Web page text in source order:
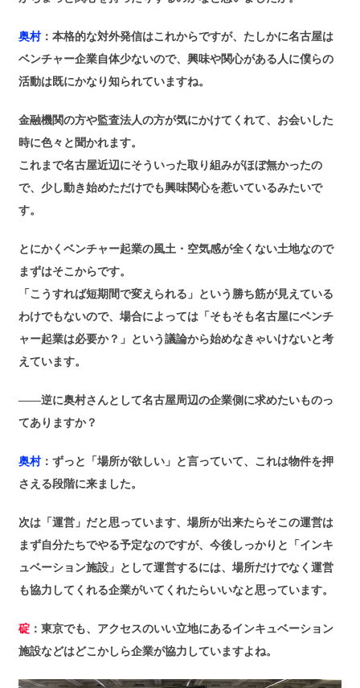
奥村：本格的な対外発信はこれからですが、たしかに名古屋は
ベンチャー企業自体少ないので、興味や関心がある人に僕らの
活動は既にかなり知られていますね。
金融機関の方や監査法人の方が気にかけてくれて、お会いした
時に色々と聞かれます。
これまで名古屋近辺にそういった取り組みがほぼ無かったの
で、少し動き始めただけでも興味関心を惹いているみたいで
す。
とにかくベンチャー起業の風土・空気感が全くない土地なので
まずはそこからです。
「こうすれば短期間で変えられる」という勝ち筋が見えている
わけでもないので、場合によっては「そもそも名古屋にベンチ
ャー起業は必要か？」という議論から始めなきゃいけないと考
えています。
――逆に奥村さんとして名古屋周辺の企業側に求めたいものっ
てありますか？
奥村：ずっと「場所が欲しい」と言っていて、これは物件を押
さえる段階に来ました。
次は「運営」だと思っています、場所が出来たらそこの運営は
まず自分たちでやる予定なのですが、今後しっかりと「インキ
ュベーション施設」として運営するには、場所だけでなく運営
も協力してくれる企業がいてくれたらいいなと思っています。
碇 ：東京でも、アクセスのいい立地にあるインキュベーション
施設などはどこかしら企業が協力していますよね。